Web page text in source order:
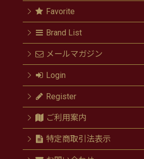
Favorite
Brand List
メールマガジン
Login
Register
ご利用案内
特定商取引法表示